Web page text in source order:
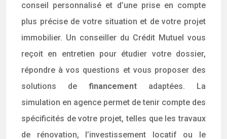
conseil personnalisé et d’une prise en compte
plus précise de votre situation et de votre projet
immobilier. Un conseiller du Crédit Mutuel vous
reçoit en entretien pour étudier votre dossier,
répondre à vos questions et vous proposer des
solutions de financement adaptées. La
simulation en agence permet de tenir compte des
spécificités de votre projet, telles que les travaux
de rénovation, l’investissement locatif ou le